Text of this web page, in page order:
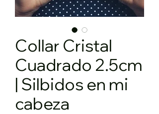
Collar Cristal
Cuadrado 2.5cm
| Silbidos en mi
cabeza